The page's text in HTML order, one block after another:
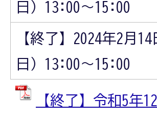
日）13:00～15:00
【終了】2024年2月
日）13:00～15:00
【終了】令和5年